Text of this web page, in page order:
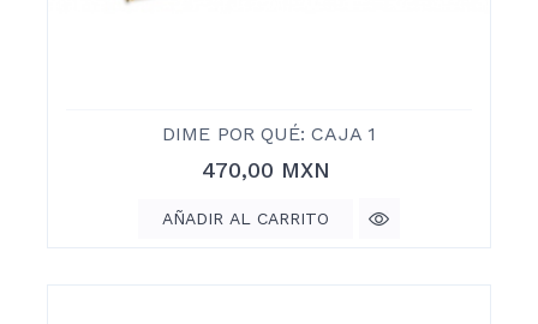
DIME POR QUÉ: CAJA 1
Precio
470,00 MXN
AÑADIR AL CARRITO